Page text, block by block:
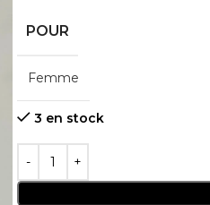
POUR
Femme
3 en stock